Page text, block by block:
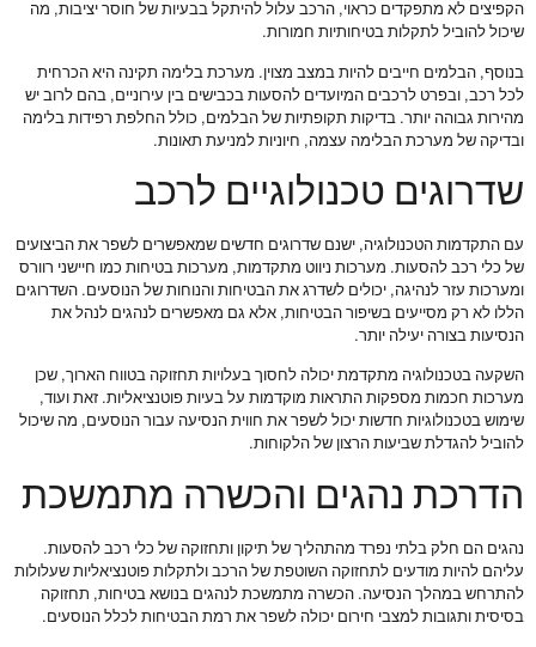
הקפיצים לא מתפקדים כראוי, הרכב עלול להיתקל בבעיות של חוסר יציבות, מה
שיכול להוביל לתקלות בטיחותיות חמורות.
בנוסף, הבלמים חייבים להיות במצב מצוין. מערכת בלימה תקינה היא הכרחית
לכל רכב, ובפרט לרכבים המיועדים להסעות בכבישים בין עירוניים, בהם לרוב יש
מהירות גבוהה יותר. בדיקות תקופתיות של הבלמים, כולל החלפת רפידות בלימה
ובדיקה של מערכת הבלימה עצמה, חיוניות למניעת תאונות.
שדרוגים טכנולוגיים לרכב
עם התקדמות הטכנולוגיה, ישנם שדרוגים חדשים שמאפשרים לשפר את הביצועים
של כלי רכב להסעות. מערכות ניווט מתקדמות, מערכות בטיחות כמו חיישני רוורס
ומערכות עזר לנהיגה, יכולים לשדרג את הבטיחות והנוחות של הנוסעים. השדרוגים
הללו לא רק מסייעים בשיפור הבטיחות, אלא גם מאפשרים לנהגים לנהל את
הנסיעות בצורה יעילה יותר.
השקעה בטכנולוגיה מתקדמת יכולה לחסוך בעלויות תחזוקה בטווח הארוך, שכן
מערכות חכמות מספקות התראות מוקדמות על בעיות פוטנציאליות. זאת ועוד,
שימוש בטכנולוגיות חדשות יכול לשפר את חווית הנסיעה עבור הנוסעים, מה שיכול
להוביל להגדלת שביעות הרצון של הלקוחות.
הדרכת נהגים והכשרה מתמשכת
נהגים הם חלק בלתי נפרד מהתהליך של תיקון ותחזוקה של כלי רכב להסעות.
עליהם להיות מודעים לתחזוקה השוטפת של הרכב ולתקלות פוטנציאליות שעלולות
להתרחש במהלך הנסיעה. הכשרה מתמשכת לנהגים בנושא בטיחות, תחזוקה
בסיסית ותגובות למצבי חירום יכולה לשפר את רמת הבטיחות לכלל הנוסעים.